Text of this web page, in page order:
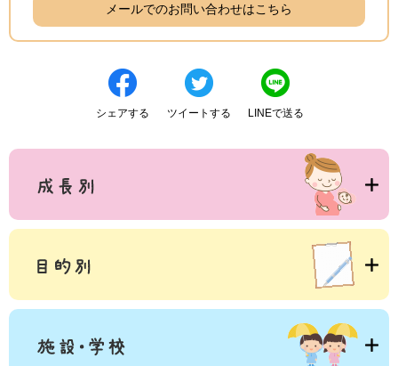
メールでのお問い合わせはこちら
シェアする ツイートする LINEで送る